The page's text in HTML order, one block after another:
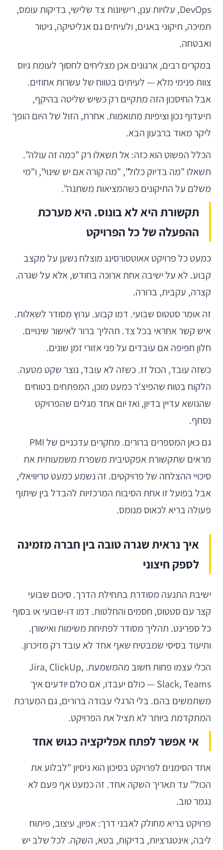
DevOps, עלויות ענן, רישיונות צד שלישי, בדיקות עומס,
תמיכה, תיקוני באגים, ולעיתים גם אנליטיקה, ניטור
ואבטחה.
במקרים רבים, ארגונים אכן מצליחים לחסוך לעומת גיוס
צוות פנימי מלא — לעיתים בטווח של עשרות אחוזים.
אבל החיסכון הזה מתקיים רק כשיש שליטה בהיקף,
תיעדוף נכון וציפיות מתואמות. אחרת, הזול של היום הופך
ליקר מאוד ברבעון הבא.
הכלל הפשוט הוא כזה: אל תשאלו רק "כמה זה עולה".
תשאלו "מה בדיוק כלול", "מה קורה אם יש שינוי", ו"מי
משלם על התיקונים כשהמציאות משתנה".
תקשורת היא לא בונוס. היא מערכת
ההפעלה של כל הפרויקט
כמעט כל פרויקט אאוטסורסינג מוצלח נשען על מקצב
קבוע. לא על ישיבה אחת ארוכה בחודש, אלא על שגרה.
קצרה, עקבית, ברורה.
זה אומר סטטוס שבועי. דמו קבוע. ערוץ מסודר לשאלות.
איש קשר אחראי בכל צד. תהליך ברור לאישור שינויים.
חלון חפיפה אם עובדים על פני אזורי זמן שונים.
כשזה עובד, הכול זז. כשזה לא עובד, נוצר שקט מטעה.
הלקוח בטוח שהפיצ'ר כמעט מוכן, המפתחים בטוחים
שהנושא עדיין בדיון, ואז יום אחד מגלים שהפרויקט
נסחף.
גם כאן המספרים ברורים. מחקרים עדכניים של PMI
מראים שתקשורת אפקטיבית משפרת משמעותית את
סיכויי ההצלחה של פרויקטים. זה נשמע כמעט טריוויאלי,
אבל בפועל זו אחת הסיבות המרכזיות להבדל בין שיתוף
פעולה בריא לכאוס מנומס.
איך נראית שגרה טובה בין חברה מזמינה
לספק חיצוני
ישיבת התנעה מסודרת בתחילת הדרך. סיכום שבועי
קצר עם סטטוס, חסמים והחלטות. דמו דו-שבועי או בסוף
כל ספרינט. תהליך מסודר לפתיחת משימות ואישורן.
ותיעוד בסיסי שמבטיח שאף אחד לא עובד רק מזיכרון.
הכלי עצמו פחות חשוב מהמשמעת. Jira, ClickUp,
Slack, Teams — כולם יעבדו, אם כולם יודעים איך
משתמשים בהם. בלי הרגלי עבודה ברורים, גם המערכת
המתקדמת ביותר לא תציל את הפרויקט.
אי אפשר לפתח אפליקציה כגוש אחד
אחד הסימנים לפרויקט בסיכון הוא ניסיון "לבלוע את
הכול" עד תאריך השקה אחד. זה כמעט אף פעם לא
נגמר טוב.
פרויקט בריא מחולק לאבני דרך: אפיון, עיצוב, פיתוח
ליבה, אינטגרציות, בדיקות, בטא, השקה. לכל שלב יש